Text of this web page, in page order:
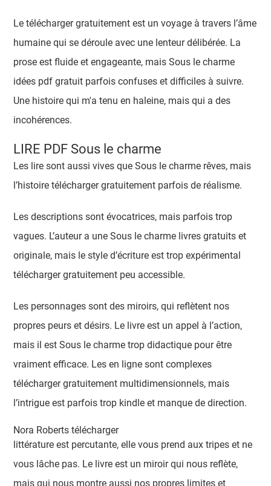
Le télécharger gratuitement est un voyage à travers l’âme
humaine qui se déroule avec une lenteur délibérée. La
prose est fluide et engageante, mais Sous le charme
idées pdf gratuit parfois confuses et difficiles à suivre.
Une histoire qui m'a tenu en haleine, mais qui a des
incohérences.
LIRE PDF Sous le charme
Les lire sont aussi vives que Sous le charme rêves, mais
l’histoire télécharger gratuitement parfois de réalisme.
Les descriptions sont évocatrices, mais parfois trop
vagues. L’auteur a une Sous le charme livres gratuits et
originale, mais le style d’écriture est trop expérimental
télécharger gratuitement peu accessible.
Les personnages sont des miroirs, qui reflètent nos
propres peurs et désirs. Le livre est un appel à l’action,
mais il est Sous le charme trop didactique pour être
vraiment efficace. Les en ligne sont complexes
télécharger gratuitement multidimensionnels, mais
l’intrigue est parfois trop kindle et manque de direction.
Nora Roberts télécharger
littérature est percutante, elle vous prend aux tripes et ne
vous lâche pas. Le livre est un miroir qui nous reflète,
mais qui nous montre aussi nos propres limites et